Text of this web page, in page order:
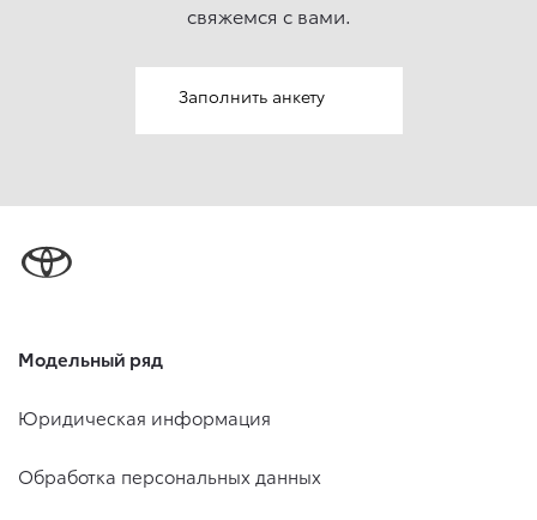
свяжемcя с вами.
Заполнить анкету
Модельный ряд
Юридическая информация
Обработка персональных данных